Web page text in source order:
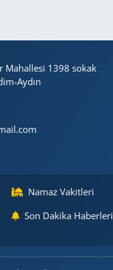
Mahallesi 1398 sokak
Aydın
Namaz Vakitleri
Son Dakika Haberleri